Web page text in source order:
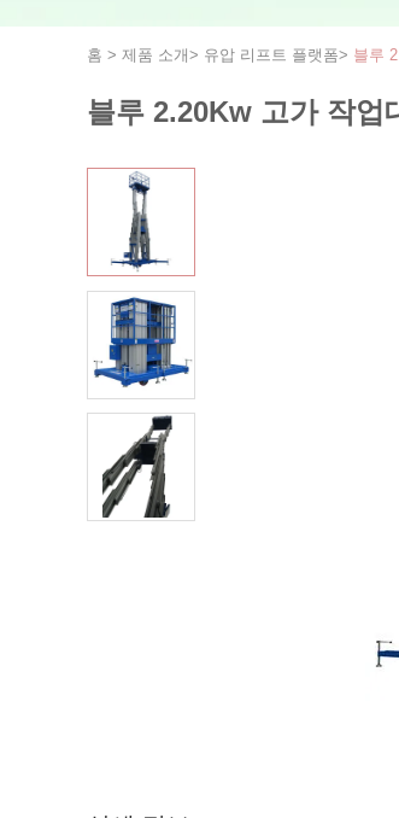
홈 > 제품 소개> 유압 리프트 플랫폼> 블루
블루 2.20Kw 고가 작업